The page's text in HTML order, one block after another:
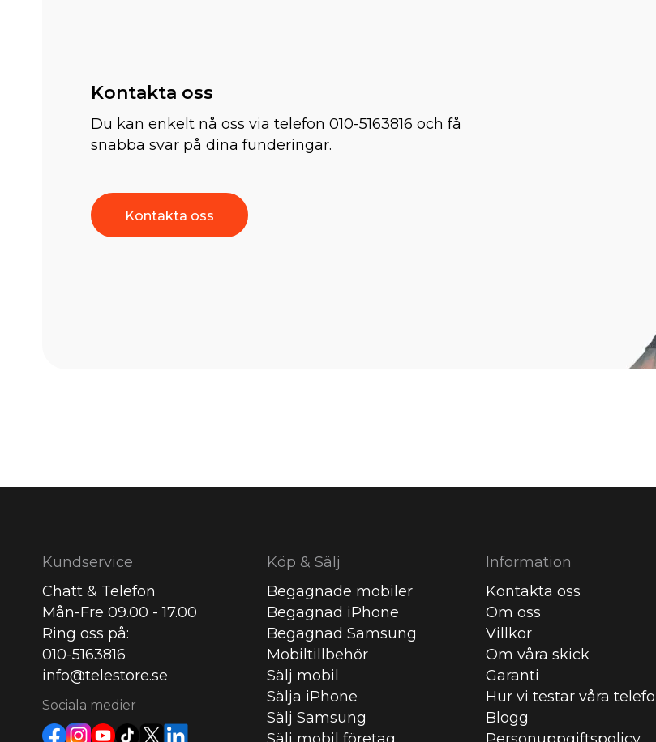
Kontakta oss
Du kan enkelt nå oss via telefon 010-5163816 och få
snabba svar på dina funderingar.
Kontakta oss
Kundservice
Chatt & Telefon
Mån-Fre 09.00 - 17.00
Ring oss på:
010-5163816
info@telestore.se
Sociala medier
Köp & Sälj
Begagnade mobiler
Begagnad iPhone
Begagnad Samsung
Mobiltillbehör
Sälj mobil
Sälja iPhone
Sälj Samsung
Information
Kontakta oss
Om oss
Villkor
Om våra skick
Garanti
Hur vi testar våra
Blogg